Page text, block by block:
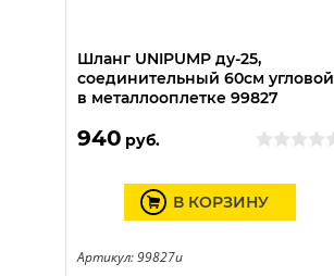
Шланг UNIPUMP ду-25,
соединительный 60см угловой
в металлооплетке 99827
940 руб.
В КОРЗИНУ
Артикул: 99827u